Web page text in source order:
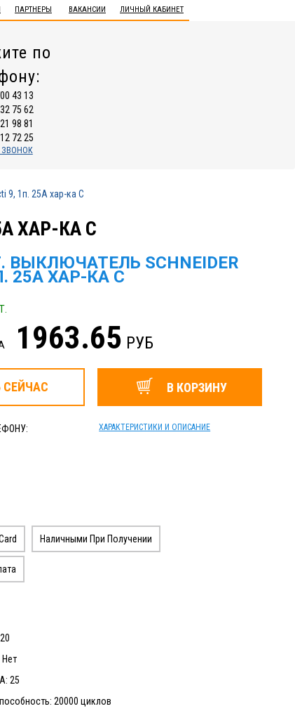
ПАРТНЕРЫ ВАКАНСИИ ЛИЧНЫЙ КАБИНЕТ
по
43 13
75 62
98 81
72 25
ЗВОНОК
9, 1п. 25А хар-ка С
ХАР-КА С
SCHNEIDER
25А ХАР-КА С
1963.65 РУБ
СЕЙЧАС В КОРЗИНУ
ХАРАКТЕРИСТИКИ И ОПИСАНИЕ
Наличными При Получении
25
20000 циклов